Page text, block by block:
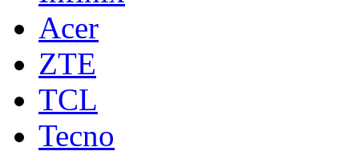
Acer
ZTE
TCL
Tecno